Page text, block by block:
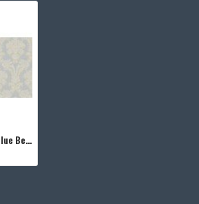
Bernardo Bartalucci Blue Beatrice 5019-5